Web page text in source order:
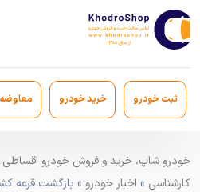
ثبت خودرو خرید خودرو
کارشناسی » اخبار خودرو » بازگشت قرعه‌